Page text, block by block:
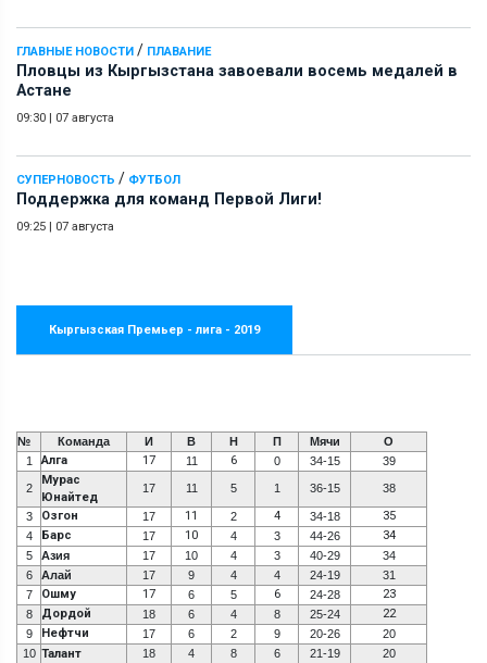
ГЛАВНЫЕ НОВОСТИ / ПЛАВАНИЕ
Пловцы из Кыргызстана завоевали восемь медалей в
Астане
09:30 | 07 августа
СУПЕРНОВОСТЬ / ФУТБОЛ
Поддержка для команд Первой Лиги!
09:25 | 07 августа
Кыргызская Премьер - лига - 2019
№ Команда И В Н П Мячи
О
1
Алга 17 11 6 0 34-15 39
2
Мурас
Юнайтед
17 11 5 1 36-15 38
3 Озгон 17 11 2 4 34-18 35
4 Барс 17 10 4 3 44-26 34
5 Азия 17 10 4 3 40-29
34
6
Алай 17 9 4 4 24-19
31
7
Ошму 17 6 5 6 24-28 23
8 Дордой 18 6 4 8 25-24 22
9 Нефтчи 17 6 2 9 20-26
20
10 Талант 18 4 8 6 21-19
20